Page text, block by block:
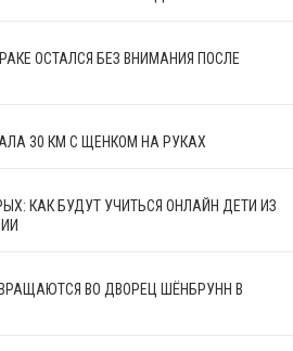
ОСТАЛСЯ БЕЗ ВНИМАНИЯ ПОСЛЕ
30 КМ С ЩЕНКОМ НА РУКАХ
КАК БУДУТ УЧИТЬСЯ ОНЛАЙН ДЕТИ ИЗ
ВО ДВОРЕЦ ШЁНБРУНН В